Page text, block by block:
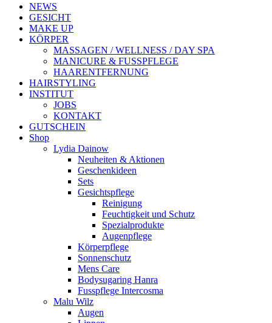
NEWS
GESICHT
MAKE UP
KÖRPER
MASSAGEN / WELLNESS / DAY SPA
MANICURE & FUSSPFLEGE
HAARENTFERNUNG
HAIRSTYLING
INSTITUT
JOBS
KONTAKT
GUTSCHEIN
Shop
Lydia Dainow
Neuheiten & Aktionen
Geschenkideen
Sets
Gesichtspflege
Reinigung
Feuchtigkeit und Schutz
Spezialprodukte
Augenpflege
Körperpflege
Sonnenschutz
Mens Care
Bodysugaring Hanra
Fusspflege Intercosma
Malu Wilz
Augen